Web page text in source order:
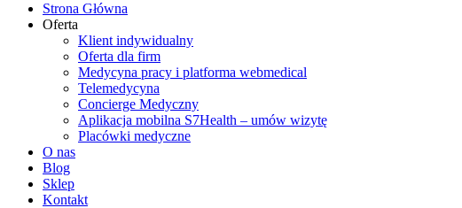
Strona Główna
Oferta
Klient indywidualny
Oferta dla firm
Medycyna pracy i platforma webmedical
Telemedycyna
Concierge Medyczny
Aplikacja mobilna S7Health – umów wizytę
Placówki medyczne
O nas
Blog
Sklep
Kontakt